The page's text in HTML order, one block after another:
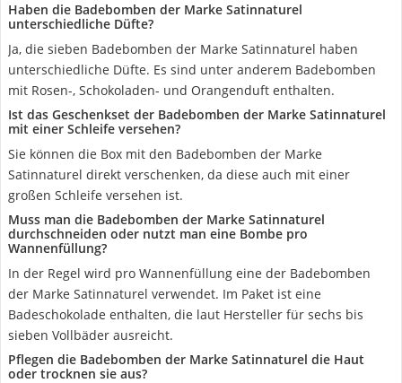
Haben die Badebomben der Marke Satinnaturel
unterschiedliche Düfte?
Ja, die sieben Badebomben der Marke Satinnaturel haben
unterschiedliche Düfte. Es sind unter anderem Badebomben
mit Rosen-, Schokoladen- und Orangenduft enthalten.
Ist das Geschenkset der Badebomben der Marke Satinnaturel
mit einer Schleife versehen?
Sie können die Box mit den Badebomben der Marke
Satinnaturel direkt verschenken, da diese auch mit einer
großen Schleife versehen ist.
Muss man die Badebomben der Marke Satinnaturel
durchschneiden oder nutzt man eine Bombe pro
Wannenfüllung?
In der Regel wird pro Wannenfüllung eine der Badebomben
der Marke Satinnaturel verwendet. Im Paket ist eine
Badeschokolade enthalten, die laut Hersteller für sechs bis
sieben Vollbäder ausreicht.
Pflegen die Badebomben der Marke Satinnaturel die Haut
oder trocknen sie aus?